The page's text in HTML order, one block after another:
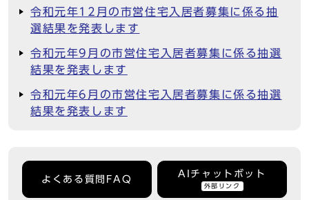
令和元年12月の市営住宅入居者募集に係る抽
選結果を発表します
令和元年9月の市営住宅入居者募集に係る抽選
結果を発表します
令和元年6月の市営住宅入居者募集に係る抽選
結果を発表します
よくある質問FAQ
AIチャットボット
外部リンク